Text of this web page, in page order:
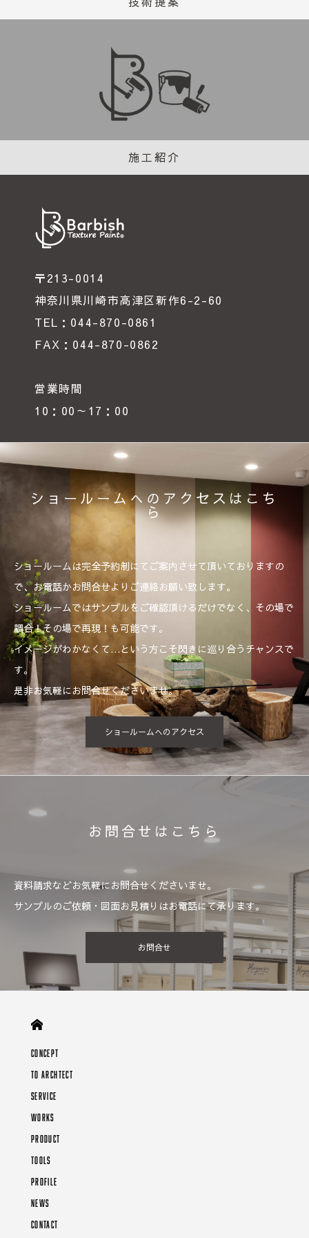
施工紹介
〒213-0014
神奈川県川崎市高津区新作6-2-60
TEL：044-870-0861
FAX：044-870-0862
営業時間
10：00～17：00
ショールームへのアクセスはこち
ら
ショールームは完全予約制にてご案内させて頂いておりますの
で、お電話かお問合せよりご連絡お願い致します。
ショールームではサンプルをご確認頂けるだけでなく、その場で
調合！その場で再現！も可能です。
イメージがわかなくて…という方こそ閃きに巡り合うチャンスで
す。
是非お気軽にお問合せくださいませ。
ショールームへのアクセス
お問合せはこちら
資料請求などお気軽にお問合せくださいませ。
サンプルのご依頼・図面お見積りはお電話にて承ります。
お問合せ
CONCEPT
TO ARCHTECT
SERVICE
WORKS
PRODUCT
TOOLS
PROFILE
NEWS
CONTACT